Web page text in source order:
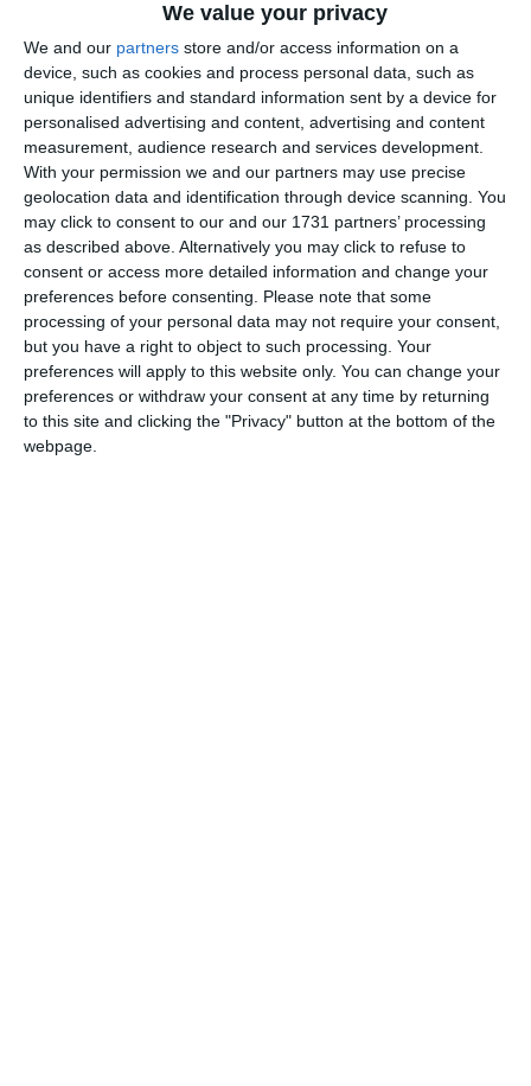
We value your privacy
We and our partners store and/or access information on a
device, such as cookies and process personal data, such as
unique identifiers and standard information sent by a device for
personalised advertising and content, advertising and content
measurement, audience research and services development.
With your permission we and our partners may use precise
geolocation data and identification through device scanning. You
may click to consent to our and our 1731 partners’ processing
as described above. Alternatively you may click to refuse to
consent or access more detailed information and change your
preferences before consenting.
Please note that some
processing of your personal data may not require your consent,
but you have a right to object to such processing. Your
preferences will apply to this website only. You can change your
preferences or withdraw your consent at any time by returning
to this site and clicking the "Privacy" button at the bottom of the
webpage.
De asemenea, au fost descoperite și
indisponibilizate articole pirotehnice din